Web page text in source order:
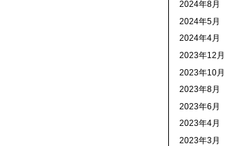
2024年8月
2024年5月
2024年4月
2023年12月
2023年10月
2023年8月
2023年6月
2023年4月
2023年3月